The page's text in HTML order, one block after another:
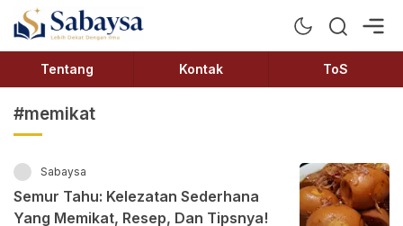
Sabaysa
Lebih Dekat Dengan Ilmu
Tentang Kontak ToS
#memikat
Sabaysa
Semur Tahu: Kelezatan Sederhana
Yang Memikat, Resep, Dan Tipsnya!